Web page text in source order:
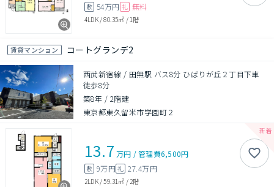
敷 54万円 礼 無料
4LDK/80.35㎡ / 1階
賃貸マンション コートグランデ2
西武新宿線 / 田無駅 バス8分 ひばりが丘２丁目下車
徒歩8分
築8年 / 2階建
東京都東久留米市学園町２
13.7 万円 /管理費6,500円
敷 9万円礼 27.4万円
2LDK/59.31㎡ / 2階